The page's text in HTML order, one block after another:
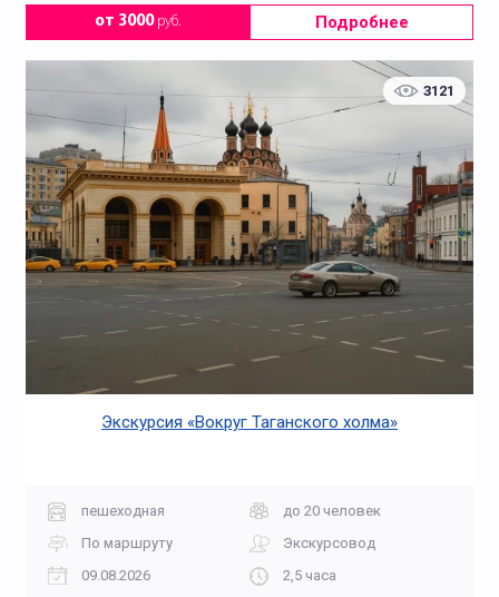
от 3000руб. Подробнее
3121
Экскурсия «Вокруг Таганского холма»
пешеходная
до 20 человек
По маршруту
Экскурсовод
09.08.2026
2,5 часа